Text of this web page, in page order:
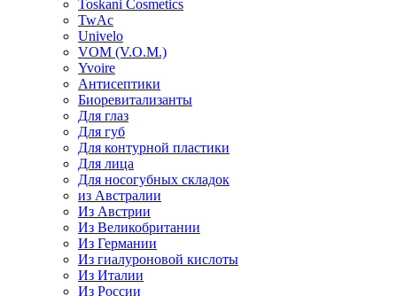
Toskani Cosmetics
TwAc
Univelo
VOM (V.O.M.)
Yvoire
Антисептики
Биоревитализанты
Для глаз
Для губ
Для контурной пластики
Для лица
Для носогубных складок
из Австралии
Из Австрии
Из Великобритании
Из Германии
Из гиалуроновой кислоты
Из Италии
Из России